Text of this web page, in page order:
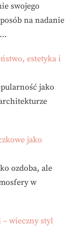
swojego
na nadanie
estetyka i
jako
jako
ozdoba, ale
w
– wieczny styl